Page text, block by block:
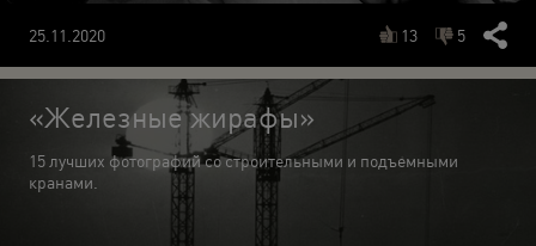
25.11.2020 13 5
«Железные жирафы»
15 лучших фотографий со строительными и подъемными
кранами.